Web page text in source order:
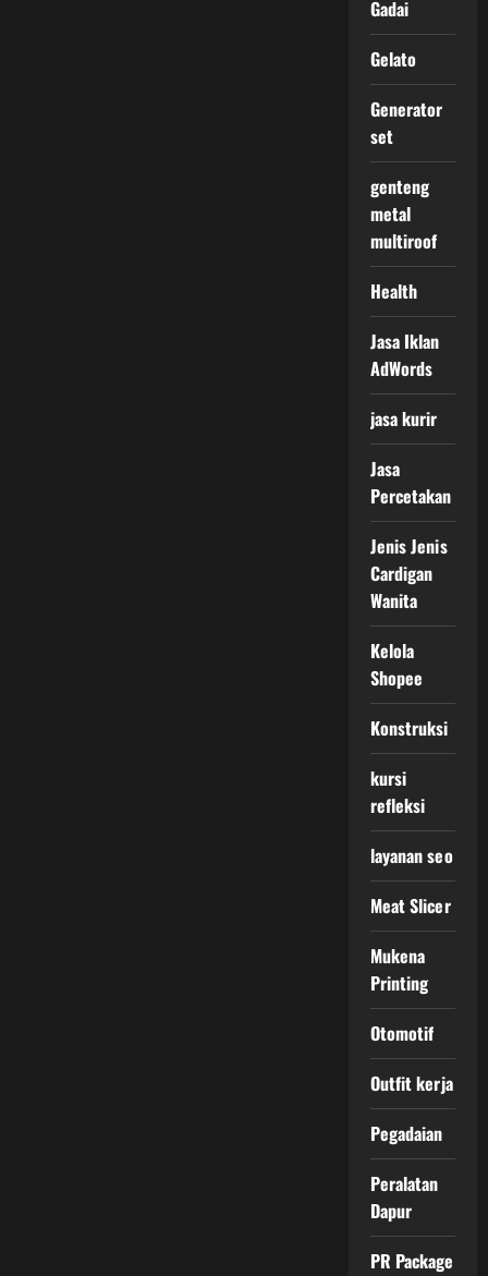
Gadai
Gelato
Generator
set
genteng
metal
multiroof
Health
Jasa Iklan
AdWords
jasa kurir
Jasa
Percetakan
Jenis Jenis
Cardigan
Wanita
Kelola
Shopee
Konstruksi
kursi
refleksi
layanan seo
Meat Slicer
Mukena
Printing
Otomotif
Outfit kerja
Pegadaian
Peralatan
Dapur
PR Package